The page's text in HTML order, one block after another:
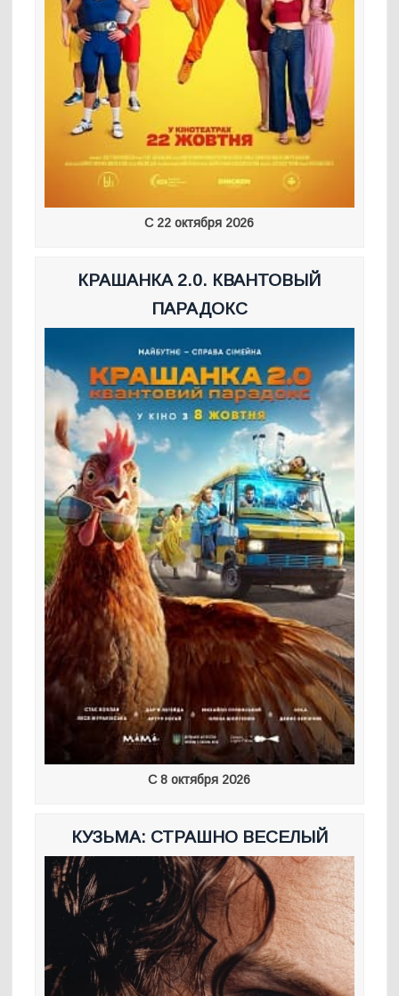
С 22 октября 2026
КРАШАНКА 2.0. КВАНТОВЫЙ
ПАРАДОКС
С 8 октября 2026
КУЗЬМА: СТРАШНО ВЕСЕЛЫЙ